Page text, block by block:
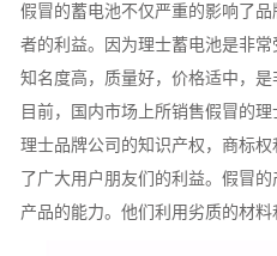
假冒的蓄电池不仅严重的影响了
者的利益。因为理士蓄电池是非
知名度高，质量好，价格适中，是
目前，国内市场上所销售假冒的
理士品牌公司的知识产权，商标
了广大用户朋友们的利益。假冒
产品的能力。他们利用劣质的材料